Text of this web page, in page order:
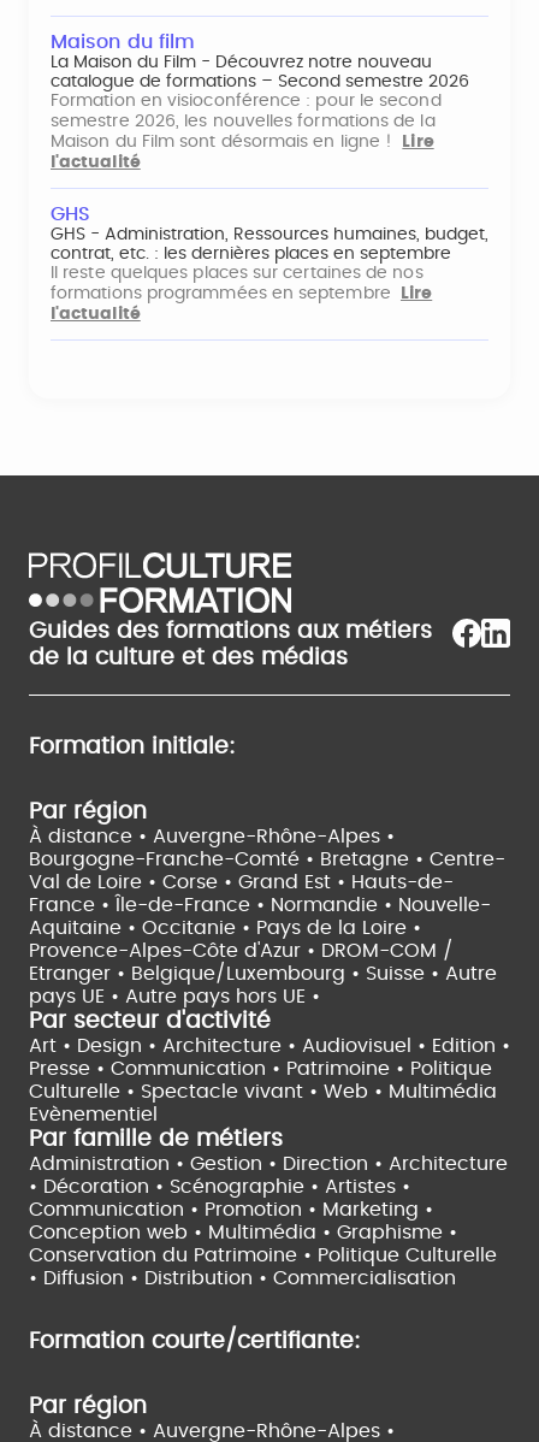
Maison du film
La Maison du Film - Découvrez notre nouveau
catalogue de formations – Second semestre 2026
Formation en visioconférence : pour le second
semestre 2026, les nouvelles formations de la
Maison du Film sont désormais en ligne !
Lire
l'actualité
GHS
GHS - Administration, Ressources humaines, budget,
contrat, etc. : les dernières places en septembre
Il reste quelques places sur certaines de nos
formations programmées en septembre
Lire
l'actualité
Guides des formations aux métiers
de la culture et des médias
Formation initiale:
Par région
À distance • Auvergne-Rhône-Alpes •
Bourgogne-Franche-Comté • Bretagne • Centre-
Val de Loire • Corse • Grand Est • Hauts-de-
France •
Île-de-France • Normandie • Nouvelle-
Aquitaine • Occitanie • Pays de la Loire •
Provence-Alpes-Côte d'Azur • DROM-COM /
Etranger • Belgique/Luxembourg • Suisse • Autre
pays UE • Autre pays hors UE •
Par secteur d'activité
Art • Design • Architecture • Audiovisuel • Edition •
Presse • Communication • Patrimoine • Politique
Culturelle • Spectacle vivant • Web • Multimédia
Evènementiel
Par famille de métiers
Administration • Gestion • Direction • Architecture
• Décoration • Scénographie • Artistes •
Communication • Promotion • Marketing •
Conception web • Multimédia • Graphisme •
Conservation du Patrimoine • Politique Culturelle
• Diffusion • Distribution • Commercialisation
Formation courte/certifiante:
Par région
À distance • Auvergne-Rhône-Alpes •